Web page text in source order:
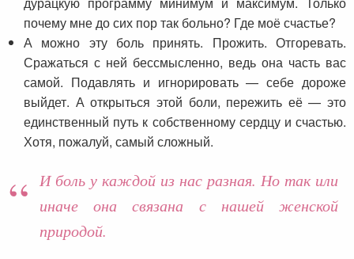
почему мне до сих пор так больно? Где моё счастье?
А можно эту боль принять. Прожить. Отгоревать.
Сражаться с ней бессмысленно, ведь она часть вас
самой. Подавлять и игнорировать — себе дороже
выйдет. А открыться этой боли, пережить её — это
единственный путь к собственному сердцу и счастью.
Хотя, пожалуй, самый сложный.
И боль у каждой из нас разная. Но так или
иначе она связана с нашей женской
природой.